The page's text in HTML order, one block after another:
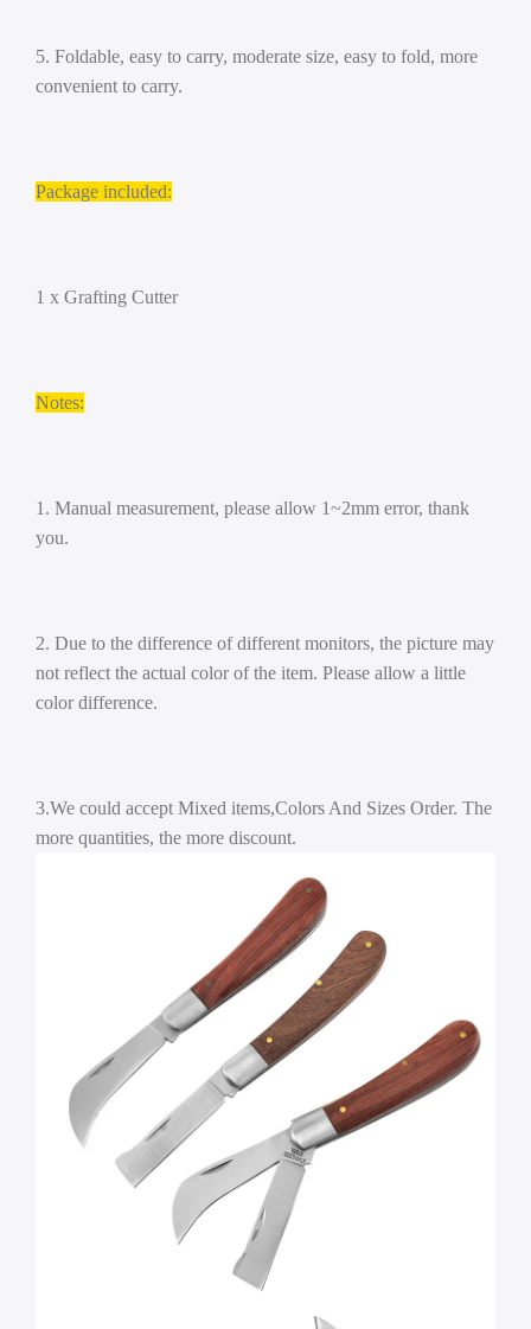
5. Foldable, easy to carry, moderate size, easy to fold, more
convenient to carry.
Package included:
1 x Grafting Cutter
Notes:
1. Manual measurement, please allow 1~2mm error, thank
you.
2. Due to the difference of different monitors, the picture may
not reflect the actual color of the item. Please allow a little
color difference.
3.We could accept Mixed items,Colors And Sizes Order. The
more quantities, the more discount.